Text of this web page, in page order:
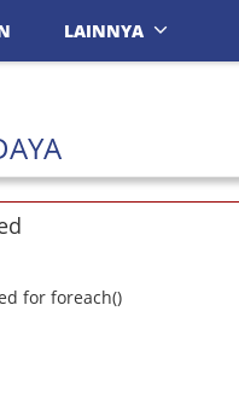
LAINNYA
for foreach()